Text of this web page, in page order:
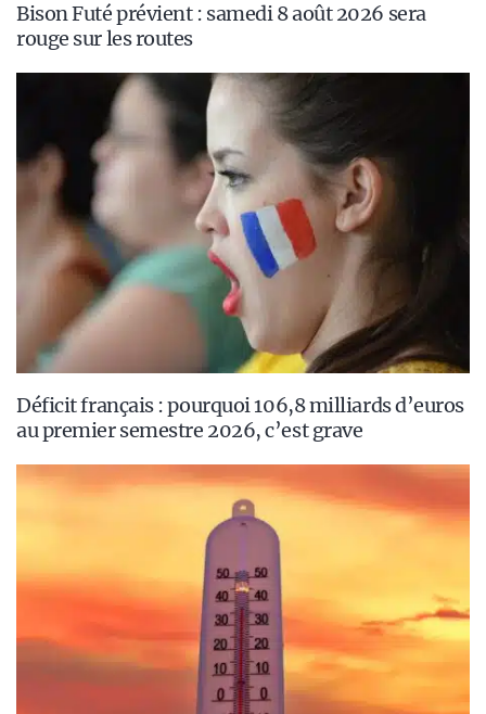
Bison Futé prévient : samedi 8 août 2026 sera
rouge sur les routes
Déficit français : pourquoi 106,8 milliards d’euros
au premier semestre 2026, c’est grave